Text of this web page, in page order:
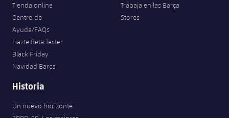
Tienda online
Centro de
Ayuda/FAQs
Hazte Beta Tester
Black Friday
Navidad Barça
Trabaja en las Barça
Stores
Historia
Un nuevo horizonte